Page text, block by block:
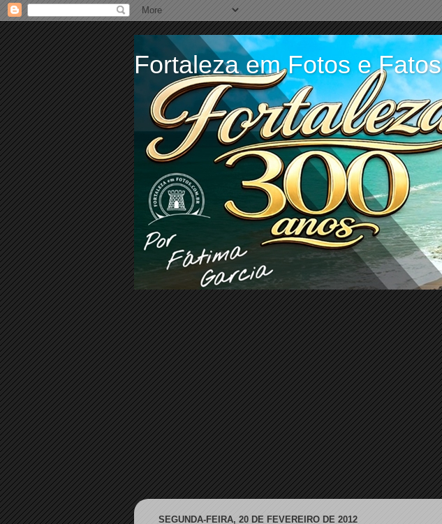
Fortaleza em Fotos e Fatos
SEGUNDA-FEIRA, 20 DE FEVEREIRO DE 2012